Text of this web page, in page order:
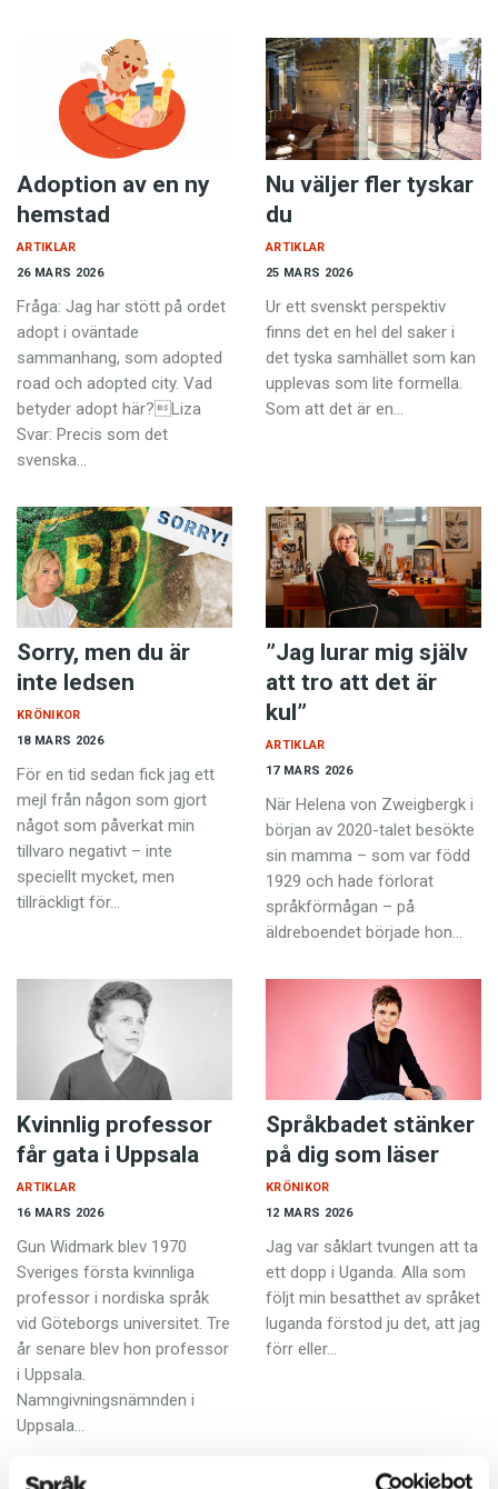
Adoption av en ny
hemstad
26 MARS 2026
ARTIKLAR
Fråga: Jag har stött på ordet
adopt i oväntade
sammanhang, som adopted
road och adopted city. Vad
betyder adopt här?Liza
Svar: Precis som det
svenska…
Nu väljer fler tyskar
du
25 MARS 2026
ARTIKLAR
Ur ett svenskt perspektiv
finns det en hel del saker i
det tyska samhället som kan
upplevas som lite formella.
Som att det är en…
Sorry, men du är
inte ledsen
18 MARS 2026
KRÖNIKOR
För en tid sedan fick jag ett
mejl från någon som gjort
något som påverkat min
tillvaro negativt – inte
speciellt mycket, men
tillräckligt för…
”Jag lurar mig själv
att tro att det är
kul”
17 MARS 2026
ARTIKLAR
När Helena von Zweigbergk i
början av 2020-talet besökte
sin mamma – som var född
1929 och hade förlorat
språkförmågan – på
äldreboendet började hon…
Kvinnlig professor
får gata i Uppsala
16 MARS 2026
ARTIKLAR
Gun Widmark blev 1970
Sveriges första kvinnliga
professor i nordiska språk
vid Göteborgs universitet. Tre
år senare blev hon professor
i Uppsala.
Namngivningsnämnden i
Uppsala…
Språkbadet stänker
på dig som läser
12 MARS 2026
KRÖNIKOR
Jag var såklart tvungen att ta
ett dopp i Uganda. Alla som
följt min besatthet av språket
luganda förstod ju det, att jag
förr eller…